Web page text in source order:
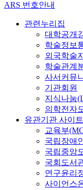
ARS 번호안내
관련누리집
대학공개
학술정보
외국학술
학술관계
사서커뮤
기관회원
지식나눔
의학전자
유관기관 사이트
교육부
국립장애
국립중앙
국회도서
연구윤리
사이언스